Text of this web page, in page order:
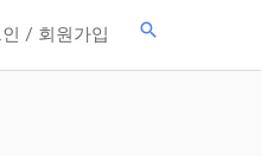
인 / 회원가입
검